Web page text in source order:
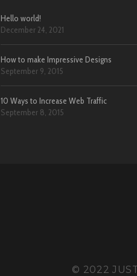
Hello world!
December 24, 2021
How to make Impressive Designs
September 9, 2015
10 Ways to Increase Web Traffic
September 8, 2015
© 2022